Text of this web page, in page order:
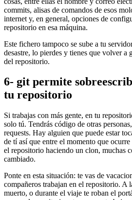
commits, alisas de comandos de esos
internet y, en general, opciones de
repositorio en esa máquina.
Este fichero tampoco se sube a tu
desastre, lo pierdes y tienes que volver a
del repositorio.
6- git permite
tu repositorio
Si trabajas con más gente, en tu
solo tú. Tendrás código de otras
requests. Hay alguien que puede estar
de tí así que entre el momento que ocurre
el repositorio haciendo un clon, muchas
cambiado.
Ponte en esta situación: te vas de
compañeros trabajan en el repositorio. A
muerto, o durante el viaje te roban el